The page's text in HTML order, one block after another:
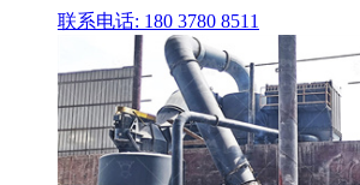
联系电话: 180 3780 8511